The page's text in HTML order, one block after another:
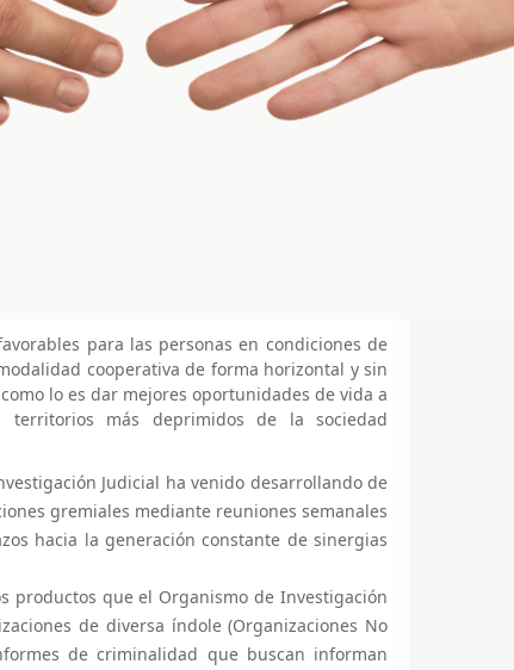
para las personas en condiciones de
cooperativa de forma horizontal y sin
lo es dar mejores oportunidades de vida a
más deprimidos de la sociedad
Judicial ha venido desarrollando de
gremiales mediante reuniones semanales
hacia la generación constante de sinergias
productos que el Organismo de Investigación
de diversa índole (Organizaciones No
de criminalidad que buscan informan